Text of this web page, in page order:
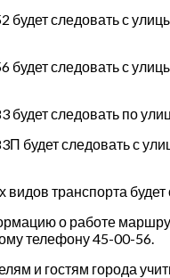
следовать с
следовать с
следовать по
будет следовать с
видов транспорта
о работе
телефону 45-00-56.
и гостям города